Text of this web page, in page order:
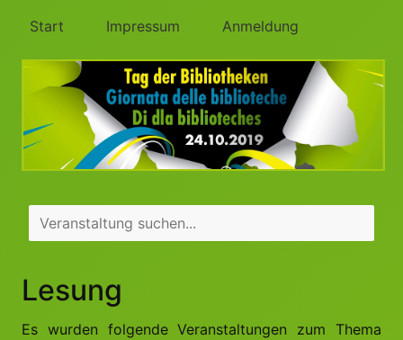
Start Impressum Anmeldung
Lesung
Es wurden folgende Veranstaltungen zum Thema